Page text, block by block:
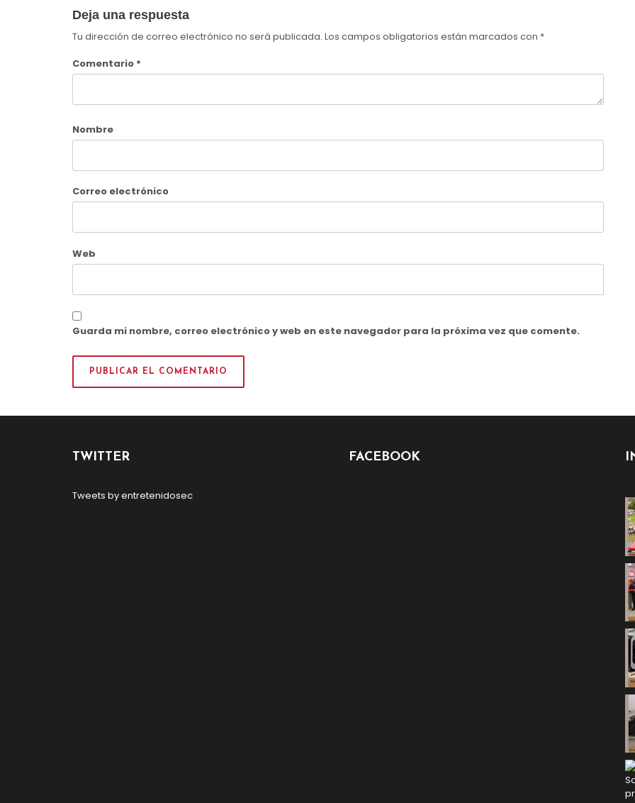
Deja una respuesta
Tu dirección de correo electrónico no será publicada. Los campos obligatorios están marcados con *
Comentario *
Nombre
Correo electrónico
Web
Guarda mi nombre, correo electrónico y web en este navegador para la próxima vez que comente.
TWITTER
Tweets by entretenidosec
FACEBOOK